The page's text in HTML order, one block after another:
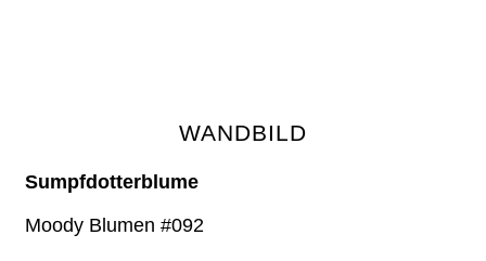
WANDBILD
Sumpfdotterblume
Moody Blumen #092